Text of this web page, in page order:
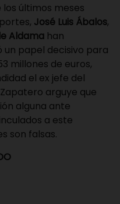
últimos meses
José Luis Ábalos,
Aldama han
un papel decisivo para
millones de euros,
el ex jefe del
arguye que
alguna ante
a este
son falsas.